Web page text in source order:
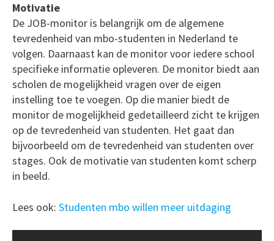
Motivatie
De JOB-monitor is belangrijk om de algemene
tevredenheid van mbo-studenten in Nederland te
volgen. Daarnaast kan de monitor voor iedere school
specifieke informatie opleveren. De monitor biedt aan
scholen de mogelijkheid vragen over de eigen
instelling toe te voegen. Op die manier biedt de
monitor de mogelijkheid gedetailleerd zicht te krijgen
op de tevredenheid van studenten. Het gaat dan
bijvoorbeeld om de tevredenheid van studenten over
stages. Ook de motivatie van studenten komt scherp
in beeld.
Lees ook: Studenten mbo willen meer uitdaging